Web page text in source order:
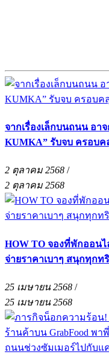
จากเรื่องเล็กบนถนน อา
KUMKA” รับจบ ครอบค
2 ตุลาคม 2568 /
2 ตุลาคม 2568
HOW TO จองที่พักออน
จ่ายราคาเบาๆ สนุกทุกท
25 เมษายน 2568 /
25 เมษายน 2568